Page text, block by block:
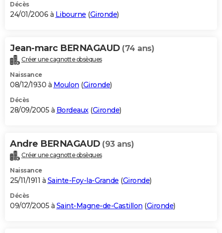
Décès
24/01/2006 à Libourne (Gironde)
Jean-marc BERNAGAUD (74 ans)
Créer une cagnotte obsèques
Naissance
08/12/1930 à Moulon (Gironde)
Décès
28/09/2005 à Bordeaux(Gironde)
Andre BERNAGAUD (93 ans)
Créer une cagnotte obsèques
Naissance
25/11/1911 à Sainte-Foy-la-Grande (Gironde)
Décès
09/07/2005 à Saint-Magne-de-Castillon (Gironde)